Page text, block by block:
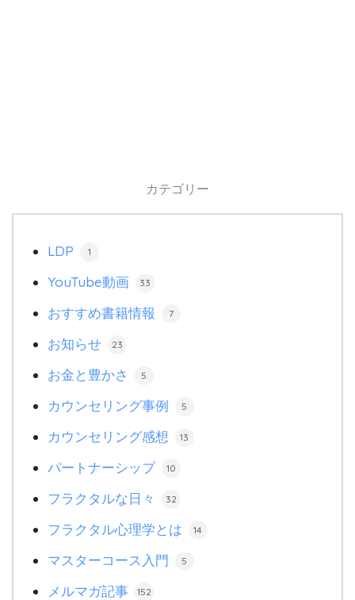
カテゴリー
LDP 1
YouTube動画 33
おすすめ書籍情報 7
お知らせ 23
お金と豊かさ 5
カウンセリング事例 5
カウンセリング感想 13
パートナーシップ 10
フラクタルな日々 32
フラクタル心理学とは 14
マスターコース入門 5
メルマガ記事 152